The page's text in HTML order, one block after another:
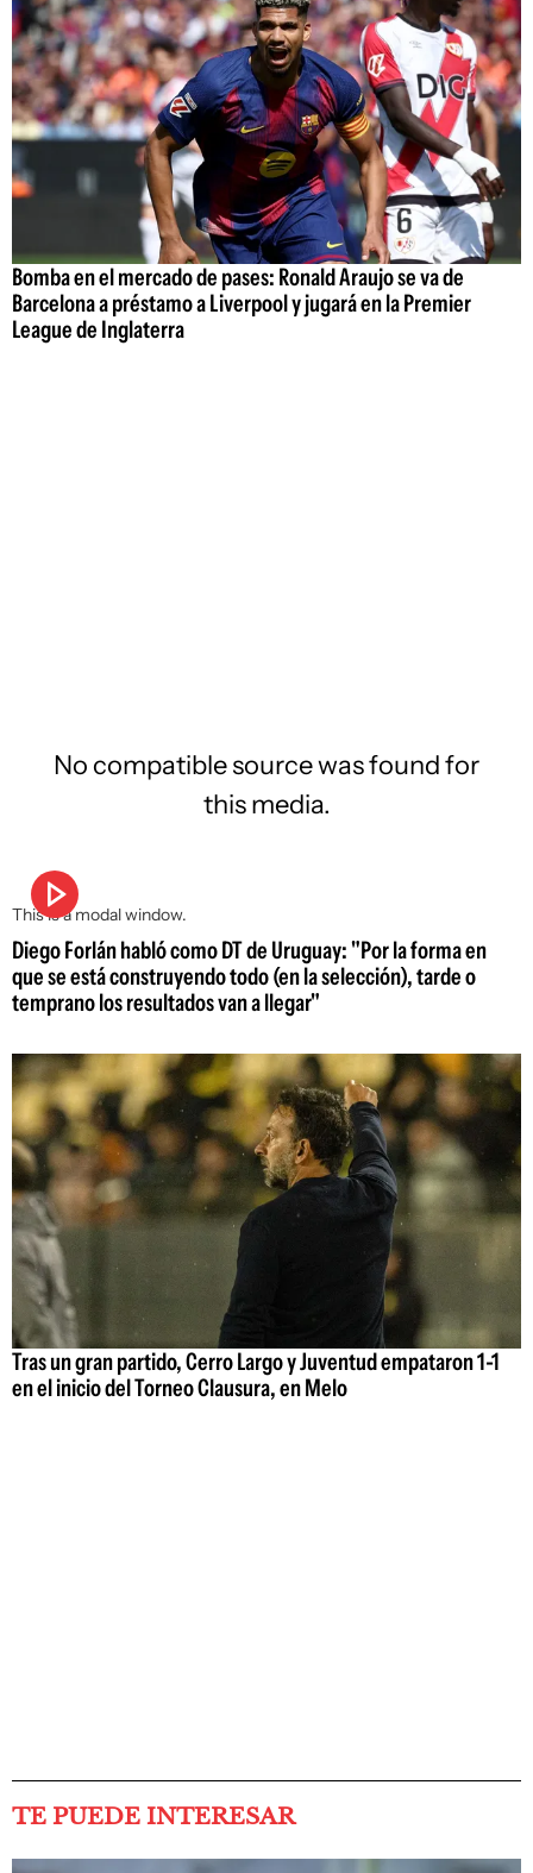
Bomba en el mercado de pases: Ronald Araujo se va de
Barcelona a préstamo a Liverpool y jugará en la Premier
League de Inglaterra
This is a modal window.
No compatible source was found for
this media.
Diego Forlán habló como DT de Uruguay: "Por la forma en
que se está construyendo todo (en la selección), tarde o
temprano los resultados van a llegar"
Tras un gran partido, Cerro Largo y Juventud empataron 1-1
en el inicio del Torneo Clausura, en Melo
TE PUEDE INTERESAR